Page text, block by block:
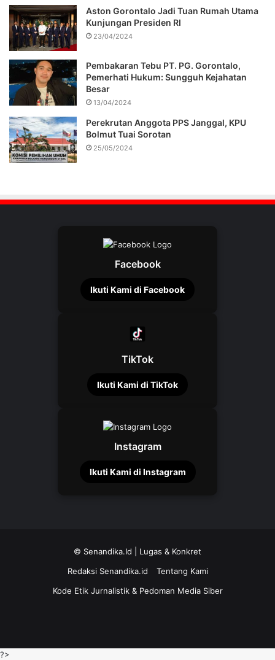
Aston Gorontalo Jadi Tuan Rumah Utama
Kunjungan Presiden RI
23/04/2024
Pembakaran Tebu PT. PG. Gorontalo,
Pemerhati Hukum: Sungguh Kejahatan
Besar
13/04/2024
Perekrutan Anggota PPS Janggal, KPU
Bolmut Tuai Sorotan
25/05/2024
Facebook
Ikuti Kami di Facebook
TikTok
Ikuti Kami di TikTok
Instagram
Ikuti Kami di Instagram
© Senandika.Id | Lugas & Konkret
Redaksi Senandika.id
Tentang Kami
Kode Etik Jurnalistik & Pedoman Media Siber
?>